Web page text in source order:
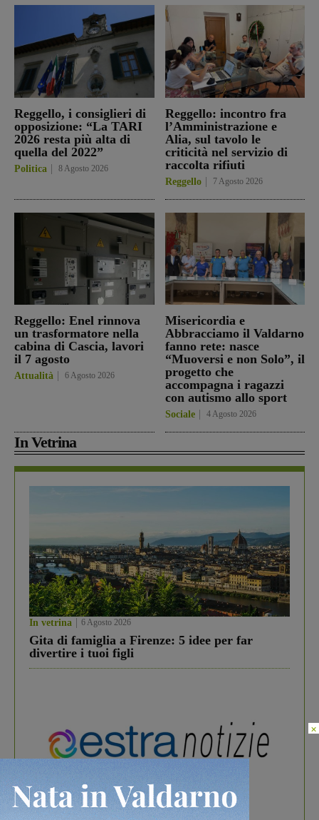
Reggello, i consiglieri di
opposizione: “La TARI
2026 resta più alta di
quella del 2022”
Politica 8 Agosto 2026
Reggello: incontro fra
l’Amministrazione e
Alia, sul tavolo le
criticità nel servizio di
raccolta rifiuti
Reggello 7 Agosto 2026
Reggello: Enel rinnova
un trasformatore nella
cabina di Cascia, lavori
il 7 agosto
Attualità 6 Agosto 2026
Misericordia e
Abbracciamo il Valdarno
fanno rete: nasce
“Muoversi e non Solo”, il
progetto che
accompagna i ragazzi
con autismo allo sport
Sociale 4 Agosto 2026
In Vetrina
In vetrina 6 Agosto 2026
Gita di famiglia a Firenze: 5 idee per far
divertire i tuoi figli
In vetrina 3 Agosto 2026
×